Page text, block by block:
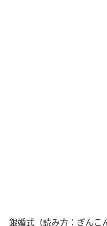
銀婚式（読み方：ぎんこ